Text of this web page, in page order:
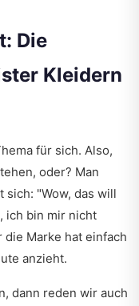
Die
Kleidern
für sich. Also,
oder? Man
"Wow, das will
ich bin mir nicht
Marke hat einfach
anzieht.
dann reden wir auch